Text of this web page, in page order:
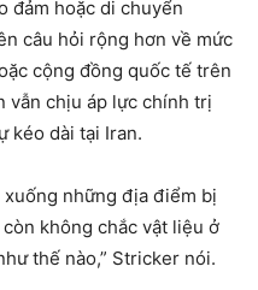
đảm hoặc di chuyển
câu hỏi rộng hơn về mức
cộng đồng quốc tế trên
vẫn chịu áp lực chính trị
kéo dài tại Iran.
những địa điểm bị
không chắc vật liệu ở
thế nào,” Stricker nói.